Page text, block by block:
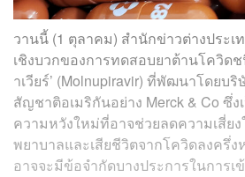
วานนี้ (1 ตุลาคม) สำนักข่าวต่างประ
เชิงบวกของการทดสอบยาต้านโควิด
าเวียร์’ (Molnupiravir) ที่พัฒนาโดยบ
สัญชาติอเมริกันอย่าง Merck & Co ซึ่ง
ความหวังใหม่ที่อาจช่วยลดความเสี่ย
พยาบาลและเสียชีวิตจากโควิดลงครึ่ง
อาจจะมีข้อจำกัดบางประการในการ